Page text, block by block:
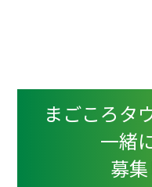
まごころタ
一緒
募